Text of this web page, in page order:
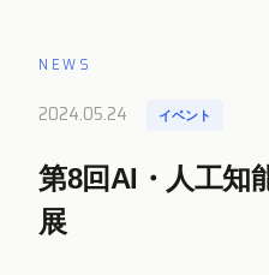
NEWS
2024.05.24 イベント
第8回AI・人工知
展